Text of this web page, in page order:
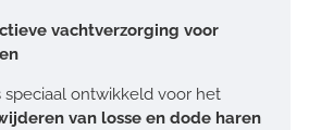
vachtverzorging voor
speciaal ontwikkeld voor het
van losse en dode haren